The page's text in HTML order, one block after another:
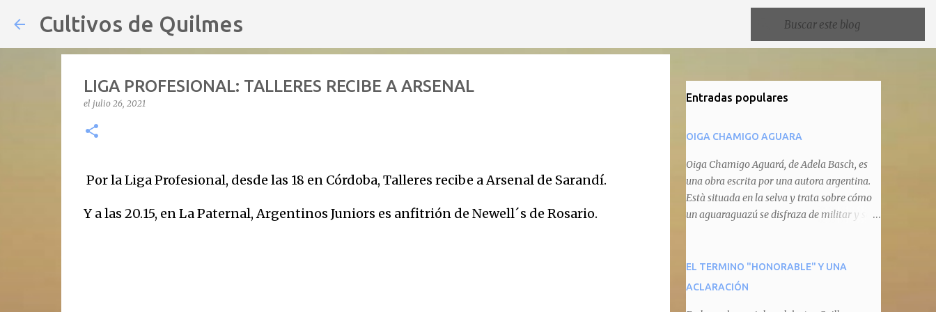
Cultivos de Quilmes
LIGA PROFESIONAL: TALLERES RECIBE A ARSENAL
el julio 26, 2021
Por la Liga Profesional, desde las 18 en Córdoba, Talleres recibe a Arsenal de Sarandí.
Y a las 20.15, en La Paternal, Argentinos Juniors es anfitrión de Newell´s de Rosario.
Entradas populares
OIGA CHAMIGO AGUARA
Oiga Chamigo Aguará, de Adela Basch, es
una obra escrita por una autora argentina.
Està situada en la selva y trata sobre cómo
un aguaraguazú se disfraza de militar y se
animal que pretenda circular por ahí. En
primera instancia aparece Teteu, el tero,
EL TERMINO "HONORABLE" Y UNA
ACLARACIÓN